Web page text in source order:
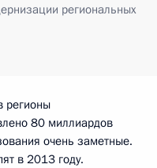
региональных
регионы
80 миллиардов
очень заметные.
в 2013 году.